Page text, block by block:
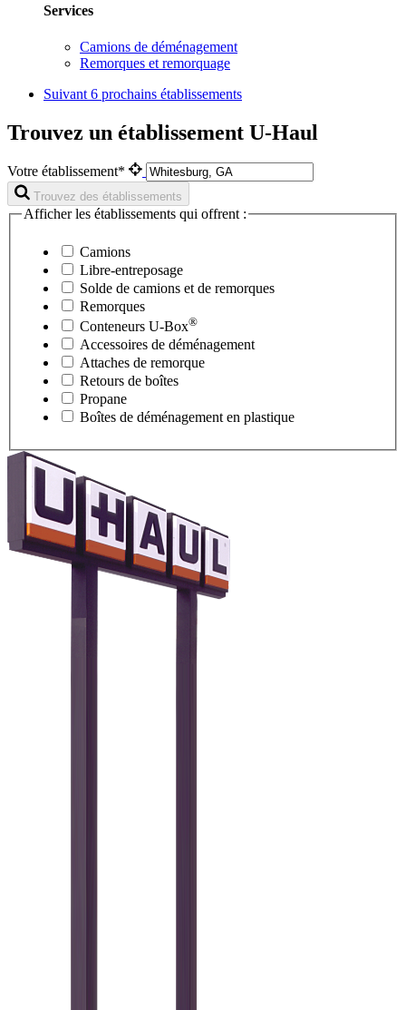
Services
Camions de déménagement
Remorques et remorquage
Suivant 6 prochains établissements
Trouvez un établissement U-Haul
Votre établissement*
Trouvez des établissements
Afficher les établissements qui offrent :
Camions
Libre-entreposage
Solde de camions et de remorques
Remorques
Conteneurs U-Box®
Accessoires de déménagement
Attaches de remorque
Retours de boîtes
Propane
Boîtes de déménagement en plastique